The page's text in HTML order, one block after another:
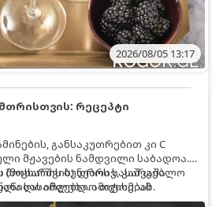
2026/08/05 13:17
რეცეპტი
განსაკუთრებით კი C
მჟავების ნამდვილი საბადოა.
(მოხარშვის) დროს სასარგებლო
იშლება. ამიტომ, ამ
საუკეთესო გზა
ბუნებრივ, კაშკაშა
სასარგებლო თვისებას.